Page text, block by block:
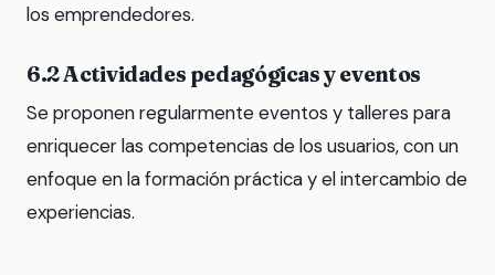
los emprendedores.
6.2 Actividades pedagógicas y eventos
Se proponen regularmente eventos y talleres para
enriquecer las competencias de los usuarios, con un
enfoque en la formación práctica y el intercambio de
experiencias.